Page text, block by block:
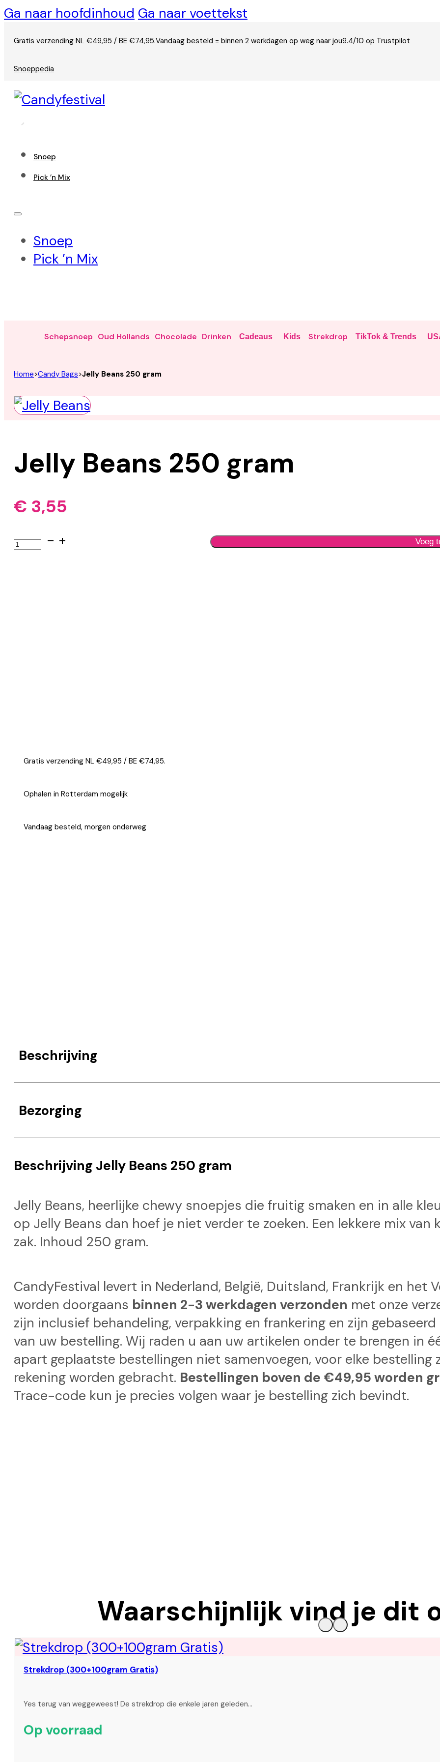
Ga naar hoofdinhoud Ga naar voettekst
Gratis verzending NL €49,95 / BE €74,95.Vandaag besteld = binnen 2 werkdagen op weg naar jou9.4/10 op Trustpilot
Snoeppedia
Snoep
Pick ’n Mix
Snoep
Pick ’n Mix
Schepsnoep Oud Hollands Chocolade Drinken Cadeaus Kids Strekdrop TikTok & Trends
Home>Candy Bags>Jelly Beans 250 gram
Jelly Beans 250 gram
€ 3,55
Jelly
Voeg
Gratis verzending NL €49,95 / BE €74,95.
Ophalen in Rotterdam mogelijk
Vandaag besteld, morgen onderweg
Beschrijving
Bezorging
Beschrijving Jelly Beans 250 gram
Jelly Beans, heerlijke chewy snoepjes die fruitig smaken en in alle
op Jelly Beans dan hoef je niet verder te zoeken. Een lekkere mix
zak. Inhoud 250 gram.
CandyFestival levert in Nederland, België, Duitsland, Frankrijk en het
worden doorgaans binnen 2-3 werkdagen verzonden met onze
zijn inclusief behandeling, verpakking en frankering en zijn
van uw bestelling. Wij raden u aan uw artikelen onder te brengen in
apart geplaatste bestellingen niet samenvoegen, voor elke bestelling
rekening worden gebracht. Bestellingen boven de €49,95 worden
Trace-code kun je precies volgen waar je bestelling zich bevindt.
Waarschijnlijk vind je dit
Strekdrop (300+100gram Gratis)
Yes terug van weggeweest! De strekdrop die enkele jaren geleden…
Op voorraad